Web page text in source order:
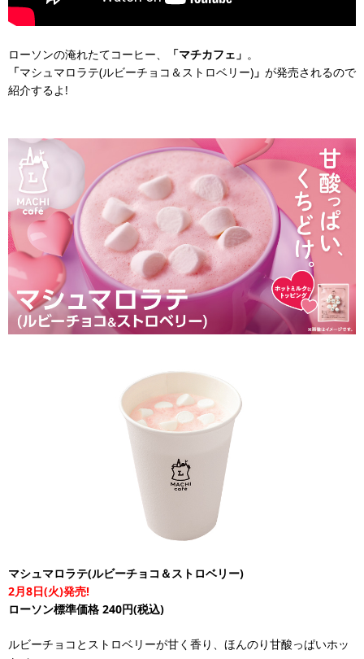
ローソンの淹れたてコーヒー、 「マチカフェ」 。
「マシュマロラテ(ルビーチョコ＆ストロベリー) 」 が発売されるので
紹介するよ!
マシュマロラテ(ルビーチョコ＆ストロベリー)
2月8日(火)発売!
ローソン標準価格 240円(税込)
ルビーチョコとストロベリーが甘く香り、ほんのり甘酸っぱいホッ